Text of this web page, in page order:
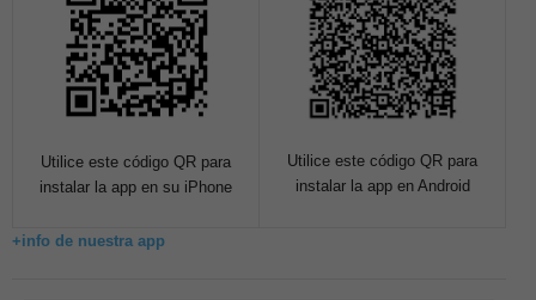
Utilice este código QR para
instalar la app en su iPhone
Utilice este código QR para
instalar la app en Android
+info de nuestra app